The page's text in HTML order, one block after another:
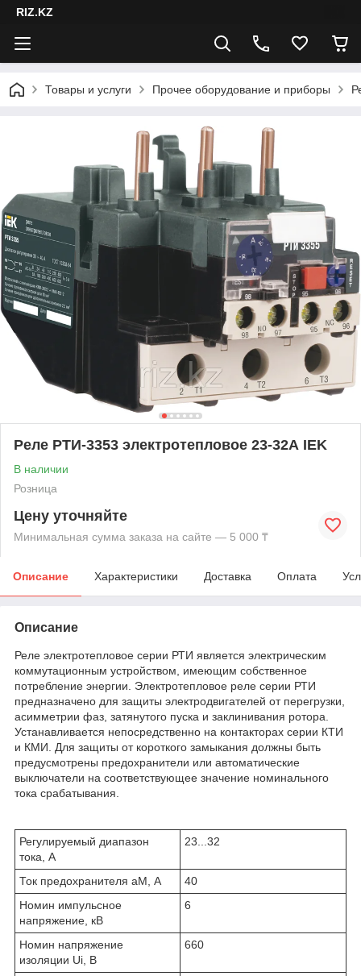
RIZ.KZ
Товары и услуги Прочее оборудование и приборы
Реле РТИ-3353 электротепловое 23-32А IEK
В наличии
Розница
Цену уточняйте
Минимальная сумма заказа на сайте — 5 000 ₸
Описание Характеристики Доставка Оплата
Описание
Реле электротепловое серии РТИ является электрическим
коммутационным устройством, имеющим собственное
потребление энергии. Электротепловое реле серии РТИ
предназначено для защиты электродвигателей от перегрузки,
асимметрии фаз, затянутого пуска и заклинивания ротора.
Устанавливается непосредственно на контакторах серии КТИ
и КМИ. Для защиты от короткого замыкания должны быть
предусмотрены предохранители или автоматические
выключатели на соответствующее значение номинального
тока срабатывания.
Регулируемый диапазон
тока, А
23...32
Ток предохранителя aM, А
40
Номин импульсное
напряжение, кВ
6
Номин напряжение
изоляции Ui, В
660